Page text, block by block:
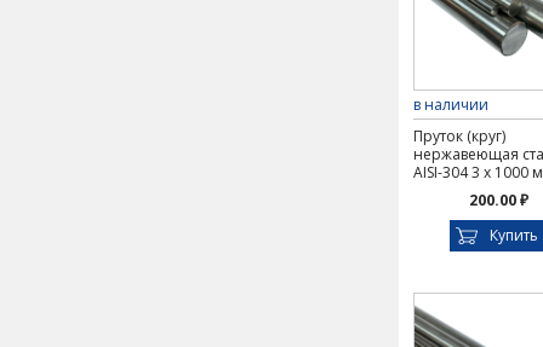
в наличии
Пруток (круг)
нержавеющая
AISI-304 3 х 1000
200.00 ₽
Купить